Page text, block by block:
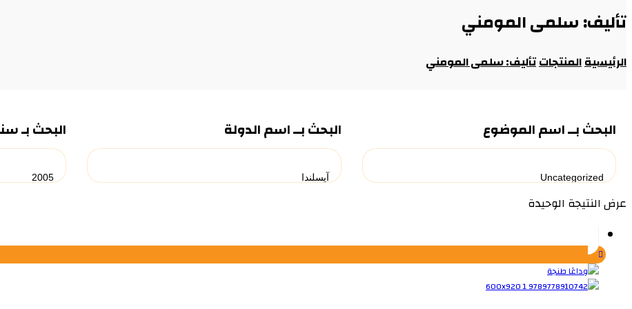
تأليف: سلمى المومني
الرئيسيةالمنتجاتتأليف: سلمى المومني
البحث بــ اسم الموضوع البحث بــ اسم الدولة البحث بـ
عرض النتيجة الوحيدة